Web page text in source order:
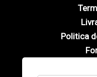
Politica